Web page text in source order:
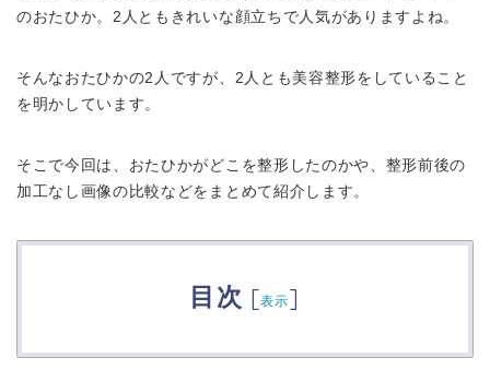
のおたひか。2人ともきれいな顔立ちで人気がありますよね。
そんなおたひかの2人ですが、2人とも美容整形をしていること
を明かしています。
そこで今回は、おたひかがどこを整形したのかや、整形前後の
加工なし画像の比較などをまとめて紹介します。
目次 [表示]